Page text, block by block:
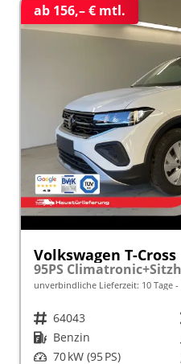
ab 156,– € mtl.
Volkswagen T-Cross
unverbindliche Lieferzeit: 10 Tage
Fahrzeugnr. 64043
Kraftstoff Benzin
Leistung 70 kW (95 PS)